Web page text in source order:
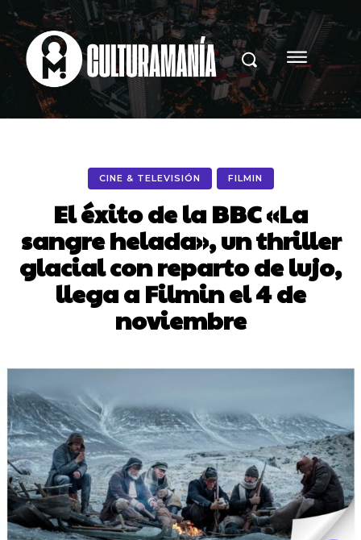
CINE & TELEVISIÓN FILMIN
El éxito de la BBC «La
sangre helada», un thriller
glacial con reparto de lujo,
llega a Filmin el 4 de
noviembre